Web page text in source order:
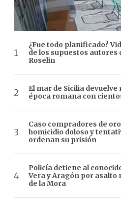
¿Fue todo planificado?
de los supuestos autores
Roselin
El mar de Sicilia
época romana con
Caso compradores de
homicidio doloso y
ordenan su prisión
Policía detiene al
Vera y Aragón por asalto
de la Mora